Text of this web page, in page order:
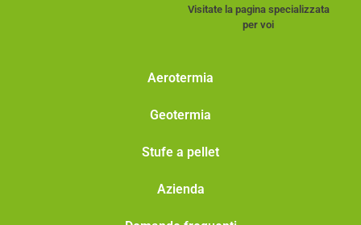
Visitate la pagina specializzata
per voi
Aerotermia
Geotermia
Stufe a pellet
Azienda